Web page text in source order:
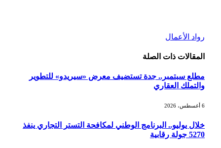
رواد الأعمال
المقالات ذات الصلة
مطلع سبتمبر.. جدة تستضيف معرض «سيريدو» للتطوير
والتملك العقاري
6 أغسطس، 2026
خلال يوليو.. البرنامج الوطني لمكافحة التستر التجاري ينفذ
5270 جولة رقابية